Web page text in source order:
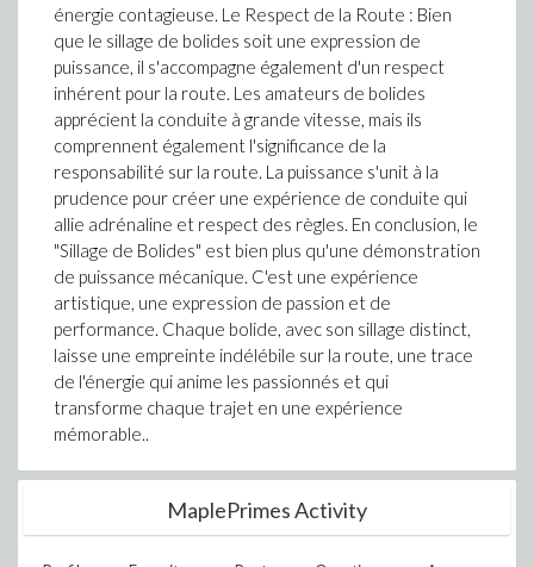
énergie contagieuse. Le Respect de la Route : Bien
que le sillage de bolides soit une expression de
puissance, il s'accompagne également d'un respect
inhérent pour la route. Les amateurs de bolides
apprécient la conduite à grande vitesse, mais ils
comprennent également l'significance de la
responsabilité sur la route. La puissance s'unit à la
prudence pour créer une expérience de conduite qui
allie adrénaline et respect des règles. En conclusion, le
"Sillage de Bolides" est bien plus qu'une démonstration
de puissance mécanique. C'est une expérience
artistique, une expression de passion et de
performance. Chaque bolide, avec son sillage distinct,
laisse une empreinte indélébile sur la route, une trace
de l'énergie qui anime les passionnés et qui
transforme chaque trajet en une expérience
mémorable..
MaplePrimes Activity